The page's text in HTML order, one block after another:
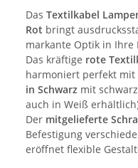
Das Textilkabel
Rot bringt
markante Optik in Ihre
Das kräftige rote
harmoniert perfekt
in Schwarz mit
auch in Weiß
Der mitgelieferte
Befestigung
eröffnet flexible